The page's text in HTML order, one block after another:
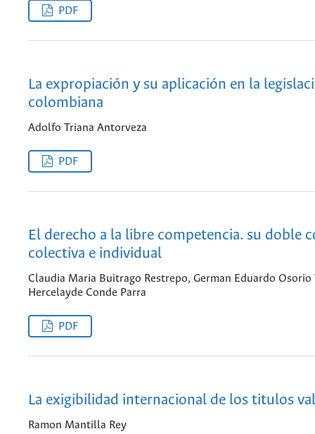
PDF
La expropiación y su aplicación en la
colombiana
Adolfo Triana Antorveza
PDF
El derecho a la libre competencia. su doble
colectiva e individual
Claudia Maria Buitrago Restrepo, German Eduardo Osorio
Hercelayde Conde Parra
PDF
La exigibilidad internacional de los titulos
Ramon Mantilla Rey